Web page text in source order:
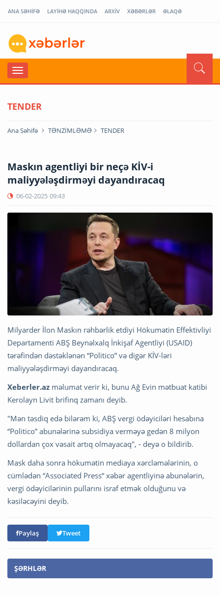
ANA SƏHİFƏ LAYİHƏ HAQQINDA ARXİV XƏBƏRLƏR ƏLAQƏ
TENDER
Ana Səhifə TƏNZİMLƏMƏ TENDER
Maskın agentliyi bir neçə KİV-i
maliyyələşdirməyi dayandıracaq
06-02-2025 09:43
Milyarder İlon Maskın rəhbərlik etdiyi Hökumətin Effektivliyi
Departamenti ABŞ Beynəlxalq İnkişaf Agentliyi (USAID)
tərəfindən dəstəklənən “Politico” və digər KİV-ləri
maliyyələşdirməyi dayandıracaq.
Xeberler.az məlumat verir ki, bunu Ağ Evin mətbuat katibi
Kerolayn Livit brifinq zamanı deyib.
"Mən təsdiq edə bilərəm ki, ABŞ vergi ödəyiciləri hesabına
“Politico” abunələrinə subsidiya verməyə gedən 8 milyon
dollardan çox vəsait artıq olmayacaq", - deyə o bildirib.
Mask daha sonra hökumətin mediaya xərcləmələrinin, o
cümlədən “Associated Press“ xəbər agentliyinə abunələrin,
vergi ödəyicilərinin pullarını israf etmək olduğunu və
kəsiləcəyini deyib.
Paylaş Tweet
ŞƏRHLƏR